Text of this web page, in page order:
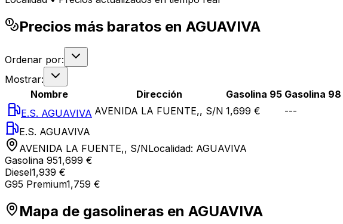
Precios más baratos en AGUAVIVA
Ordenar por:
Mostrar:
Nombre
Dirección Gasolina 95 Gasolina 98
E.S. AGUAVIVA AVENIDA LA FUENTE,, S/N 1,699 € ---
E.S. AGUAVIVA
AVENIDA LA FUENTE,, S/NLocalidad: AGUAVIVA
Gasolina 951,699 €
Diesel1,939 €
G95 Premium1,759 €
Mapa de gasolineras en AGUAVIVA